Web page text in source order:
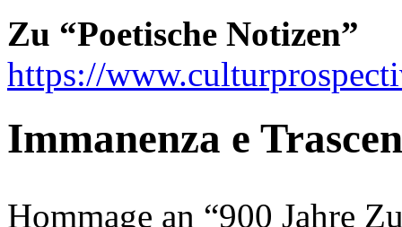
Zu “Poetische Notizen”
https://
Immanenza e
Hommage an “900 Jahre